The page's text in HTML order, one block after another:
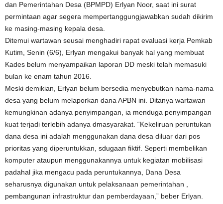
dan Pemerintahan Desa (BPMPD) Erlyan Noor, saat ini surat
permintaan agar segera mempertanggungjawabkan sudah dikirim
ke masing-masing kepala desa.
Ditemui wartawan seusai menghadiri rapat evaluasi kerja Pemkab
Kutim, Senin (6/6), Erlyan mengakui banyak hal yang membuat
Kades belum menyampaikan laporan DD meski telah memasuki
bulan ke enam tahun 2016.
Meski demikian, Erlyan belum bersedia menyebutkan nama-nama
desa yang belum melaporkan dana APBN ini. Ditanya wartawan
kemungkinan adanya penyimpangan, ia menduga penyimpangan
kuat terjadi terlebih adanya dmasyarakat. “Kekeliruan peruntukan
dana desa ini adalah menggunakan dana desa diluar dari pos
prioritas yang diperuntukkan, sdugaan fiktif. Seperti membelikan
komputer ataupun menggunakannya untuk kegiatan mobilisasi
padahal jika mengacu pada peruntukannya, Dana Desa
seharusnya digunakan untuk pelaksanaan pemerintahan ,
pembangunan infrastruktur dan pemberdayaan,” beber Erlyan.